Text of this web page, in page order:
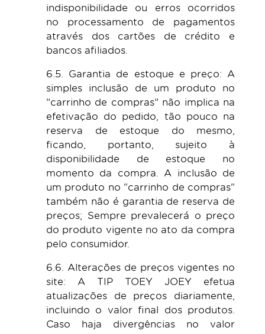
indisponibilidade ou erros ocorridos
no processamento de pagamentos
através dos cartões de crédito e
bancos afiliados.
6.5. Garantia de estoque e preço: A
simples inclusão de um produto no
“carrinho de compras” não implica na
efetivação do pedido, tão pouco na
reserva de estoque do mesmo,
ficando, portanto, sujeito à
disponibilidade de estoque no
momento da compra. A inclusão de
um produto no "carrinho de compras"
também não é garantia de reserva de
preços; Sempre prevalecerá o preço
do produto vigente no ato da compra
pelo consumidor.
6.6. Alterações de preços vigentes no
site: A TIP TOEY JOEY efetua
atualizações de preços diariamente,
incluindo o valor final dos produtos.
Caso haja divergências no valor